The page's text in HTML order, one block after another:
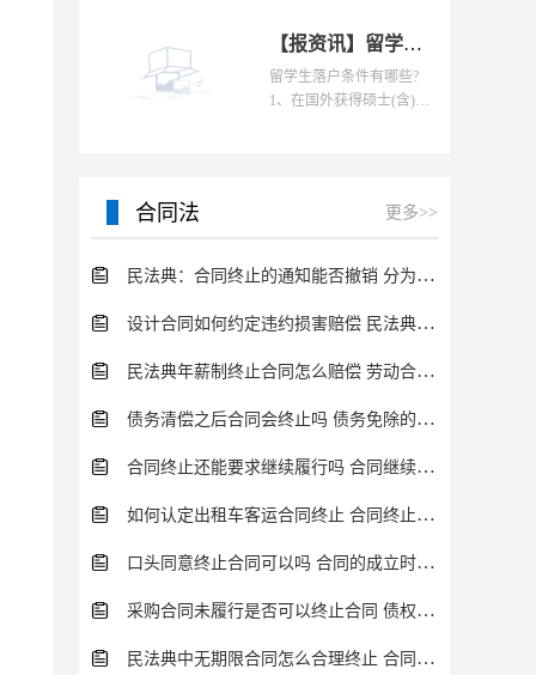
【报资讯】留学生落户条件有哪些？留学生落户流程是怎样的？
留学生落户条件有哪些?
1、在国外获得硕士(含)以
合同法 更多>>
民法典：合同终止的通知能否撤销 分为这几种情况
设计合同如何约定违约损害赔偿 民法典的规定分析
民法典年薪制终止合同怎么赔偿 劳动合同终止流程一览
债务清偿之后合同会终止吗 债务免除的特点介绍
合同终止还能要求继续履行吗 合同继续履行条件内容介绍
如何认定出租车客运合同终止 合同终止有什么法律后果？
口头同意终止合同可以吗 合同的成立时间规定介绍
采购合同未履行是否可以终止合同 债权债务终止情形一览
民法典中无期限合同怎么合理终止 合同的履行方式一览